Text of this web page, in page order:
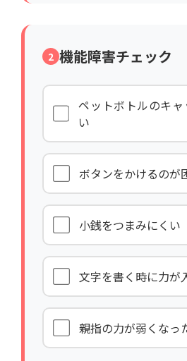
2 機能障害チェック
ペットボトルのキャ
い
ボタンをかけるのが
小銭をつまみにくい
文字を書く時に力が
親指の力が弱くなっ